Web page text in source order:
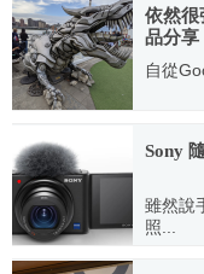
依然很
品分享
自從
Sony
雖然說
照...
2020.09.16